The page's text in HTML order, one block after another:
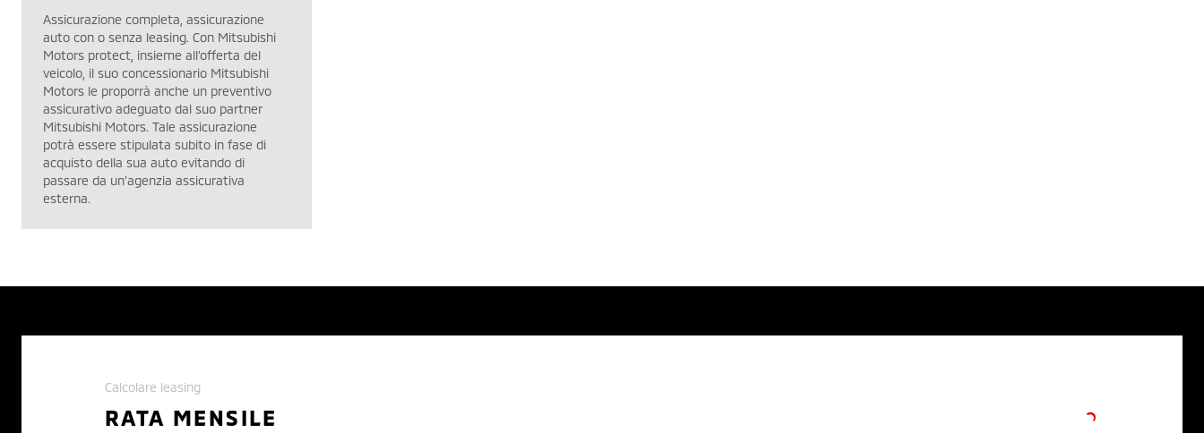
Assicurazione completa, assicurazione
auto con o senza leasing. Con Mitsubishi
Motors protect, insieme all’offerta del
veicolo, il suo concessionario Mitsubishi
Motors le proporrà anche un preventivo
assicurativo adeguato dal suo partner
Mitsubishi Motors. Tale assicurazione
potrà essere stipulata subito in fase di
acquisto della sua auto evitando di
passare da un’agenzia assicurativa
esterna.
Calcolare leasing
RATA MENSILE